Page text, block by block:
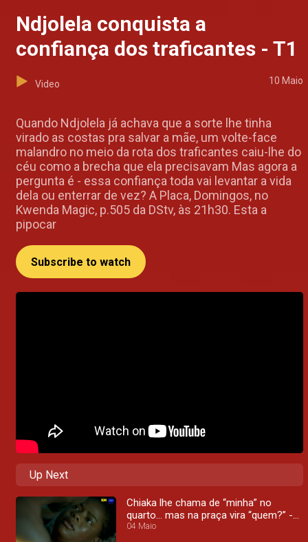
Ndjolela conquista a
confiança dos traficantes - T1
Video 10 Maio
Quando Ndjolela já achava que a sorte lhe tinha
virado as costas pra salvar a mãe, um volte-face
malandro no meio da rota dos traficantes caiu-lhe do
céu como a brecha que ela precisavam Mas agora a
pergunta é - essa confiança toda vai levantar a vida
dela ou enterrar de vez? A Placa, Domingos, no
Kwenda Magic, p.505 da DStv, às 21h30. Esta a
pipocar
Subscribe to watch
Up Next
Chiaka lhe chama de “minha” no
quarto… mas na praça vira “quem?” -
T1
04 Maio